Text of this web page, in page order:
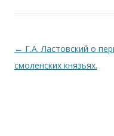
Навигация по
← Г.А. Ластовский о
смоленских князьях.